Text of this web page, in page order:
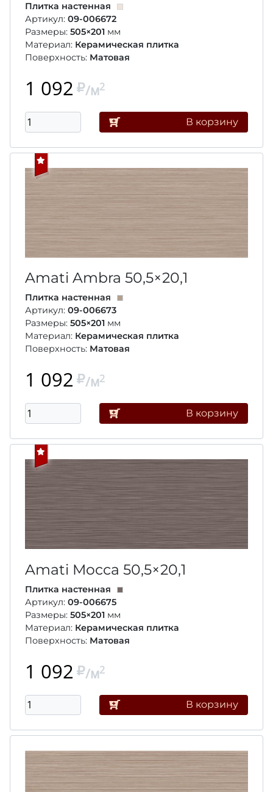
Плитка настенная
Артикул: 09-006672
Размеры: 505×201 мм
Материал: Керамическая плитка
Поверхность: Матовая
1 092 /м2
В корзину
Amati Ambra 50,5×20,1
Плитка настенная
Артикул: 09-006673
Размеры: 505×201 мм
Материал: Керамическая плитка
Поверхность: Матовая
1 092 /м2
В корзину
Amati Mocca 50,5×20,1
Плитка настенная
Артикул: 09-006675
Размеры: 505×201 мм
Материал: Керамическая плитка
Поверхность: Матовая
1 092 /м2
В корзину